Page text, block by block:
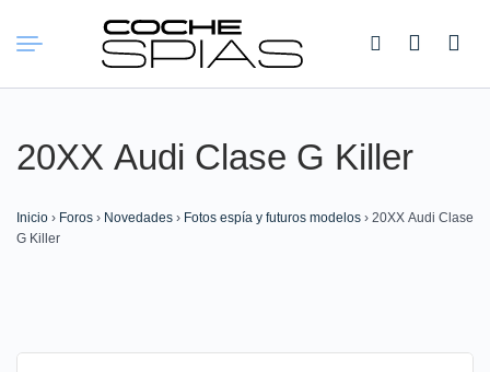
Buscar:
20ХХ Audi Clase G Killer
Inicio › Foros › Novedades › Fotos espía y futuros modelos › 20ХХ Audi Clase
G Killer